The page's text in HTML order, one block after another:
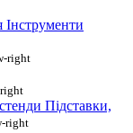
Інструменти
Підставки,